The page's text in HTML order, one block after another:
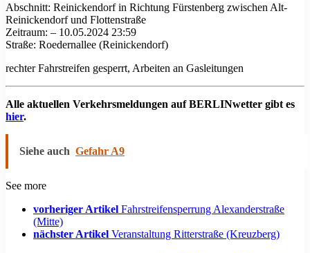
Abschnitt: Reinickendorf in Richtung Fürstenberg zwischen Alt-
Reinickendorf und Flottenstraße
Zeitraum: – 10.05.2024 23:59
Straße: Roedernallee (Reinickendorf)
rechter Fahrstreifen gesperrt, Arbeiten an Gasleitungen
Alle aktuellen Verkehrsmeldungen auf BERLINwetter gibt es
hier.
Siehe auch Gefahr A9
See more
vorheriger Artikel Fahrstreifensperrung Alexanderstraße
(Mitte)
nächster Artikel Veranstaltung Ritterstraße (Kreuzberg)